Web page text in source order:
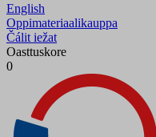
English
Oppimateriaalikauppa
Čálit iežat
Oasttuskore
0